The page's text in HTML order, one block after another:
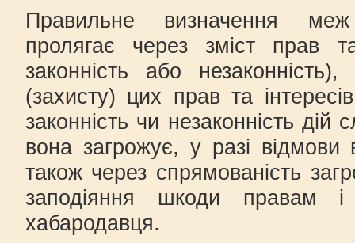
Правильне визначення
пролягає через зміст прав
законність або незаконність),
(захисту) цих прав та
законність чи незаконність
вона загрожує, у разі
також через спрямованість
заподіяння шкоди правам і
хабародавця.